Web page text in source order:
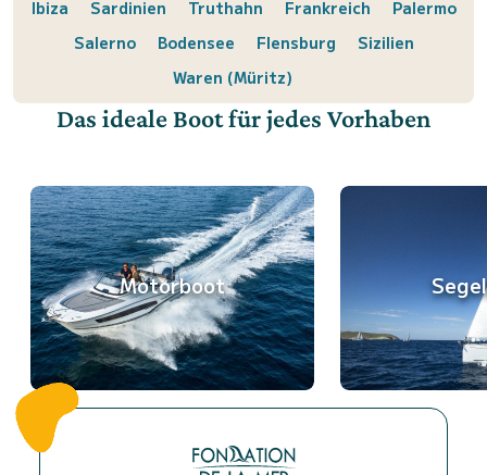
Ibiza Sardinien Truthahn Frankreich
Palermo
Salerno
Bodensee Flensburg
Sizilien
Waren (Müritz)
Das ideale Boot für jedes Vorhaben
Motorboot